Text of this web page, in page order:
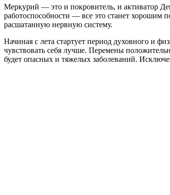
Меркурий — это и покровитель, и активатор
работоспособности — все это станет хорошим
расшатанную нервную систему.
Начиная с лета стартует период духовного и
чувствовать себя лучше. Перемены
будет опасных и тяжелых заболеваний.